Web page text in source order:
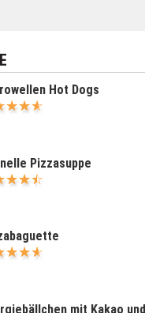
Hot Dogs
Pizzasuppe
mit Kakao und